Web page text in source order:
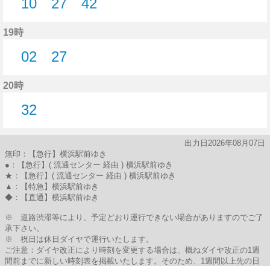
10
27
42
19時
02
27
20時
32
出力日2026年08月07日
無印：【急行】横浜駅前ゆき
●：【急行】( 流通センター 経由 ) 横浜駅前ゆき
★：【急行】( 流通センター 経由 ) 横浜駅前ゆき
▲：【特急】横浜駅前ゆき
◆：【直通】横浜駅前ゆき
※ 道路渋滞等により、予定どおり運行できない場合がありますのでご了
承下さい。
※ 祝日は休日ダイヤで運行いたします。
ご注意：ダイヤ改正により時刻を変更する場合は、概ねダイヤ改正の1週
間前までに新しい時刻表を掲載いたします。そのため、1週間以上先の日